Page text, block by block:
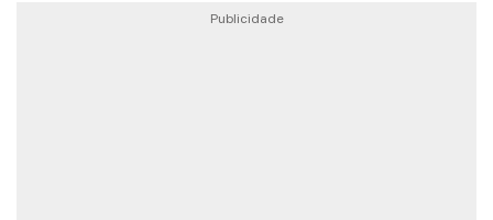
Publicidade